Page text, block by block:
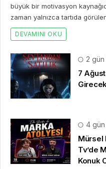
büyük bir motivasyon
zaman yalnızca tartıda
DEVAMINI OKU
2
7
4
Mürsel
Tv’de
Konuk